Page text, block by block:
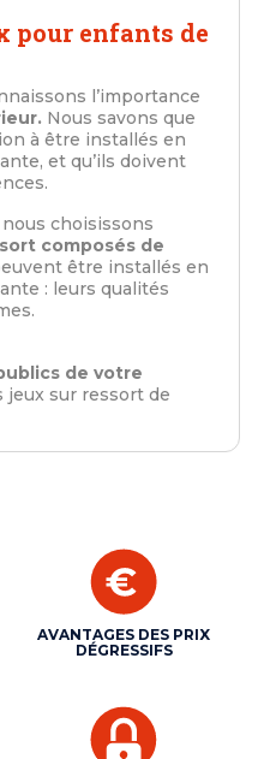
pour enfants de
l’importance
Nous savons que
à être installés en
et qu’ils doivent
choisissons
composés de
être installés en
: leurs qualités
de votre
jeux sur ressort de
AVANTAGES DES PRIX
DÉGRESSIFS